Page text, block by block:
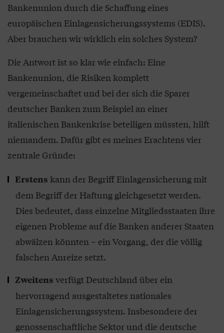
Bankenunion durch die Schaffung eines
europäischen Einlagensicherungssystems (EDIS).
Aber brauchen wir wirklich ein solches System?
Die Antwort ist so klar wie einfach: Eine
Bankenunion, die Risiken komplett
vergemeinschaftet und bei der sich die Sparer
deutscher Banken zum Beispiel an einer
italienischen Bankenkrise beteiligen müssten, hilft
niemandem. Dafür gibt es meines Erachtens vier
zentrale Gründe:
Erstens kann der Begriff Einlagensicherung mit
dem Begriff der Haftung gleichgesetzt werden.
Dies bedeutet, dass einzelne Mitgliedsstaaten ihre
eigenen Probleme auf die Banken anderer Staaten
abwälzen könnten – ein Vorgang, der die völlig
falschen Anreize setzt.
Zweitens verfügt Deutschland über ein
hervorragend ausgestaltetes nationales
Einlagensicherungssystem. Insbesondere der
genossenschaftliche Sektor und die deutsche